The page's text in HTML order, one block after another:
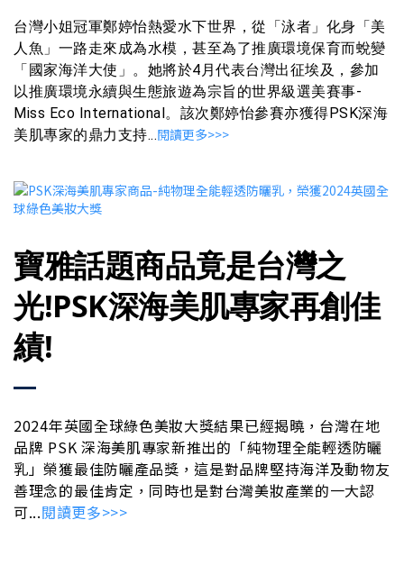
台灣小姐冠軍鄭婷怡熱愛水下世界，從「泳者」化身「美
人魚」一路走來成為水模，甚至為了推廣環境保育而蛻變
「國家海洋大使」。她將於4月代表台灣出征埃及，參加
以推廣環境永續與生態旅遊為宗旨的世界級選美賽事-
Miss Eco International。該次鄭婷怡參賽亦獲得PSK深海
美肌專家的鼎力支持...閱讀更多>>>
寶雅話題商品竟是台灣之
光!PSK深海美肌專家再創佳
績!
2024年英國全球綠色美妝大獎結果已經揭曉，台灣在地
品牌 PSK 深海美肌專家新推出的「純物理全能輕透防曬
乳」榮獲最佳防曬產品獎，這是對品牌堅持海洋及動物友
善理念的最佳肯定，同時也是對台灣美妝產業的一大認
可...閱讀更多>>>